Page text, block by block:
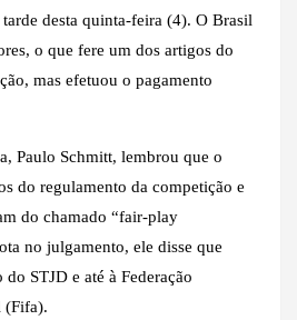
desta quinta-feira (4). O Brasil
o que fere um dos artigos do
mas efetuou o pagamento
Paulo Schmitt, lembrou que o
do regulamento da competição e
do chamado “fair-play
no julgamento, ele disse que
STJD e até à Federação
(Fifa).